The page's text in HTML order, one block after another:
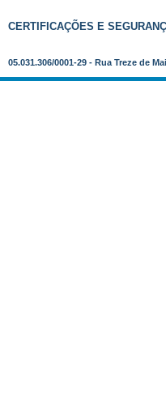
CERTIFICAÇÕES E
05.031.306/0001-29 - Rua Treze de